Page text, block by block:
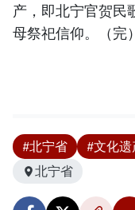
产，即北宁官贺民
母祭祀信仰。（完）
#北宁省 #文化遗
北宁省